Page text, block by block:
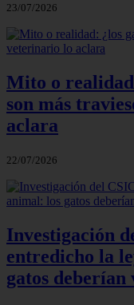
23/07/2026
Mito o
son más
aclara
22/07/2026
Investigación
entredicho la
gatos deberían